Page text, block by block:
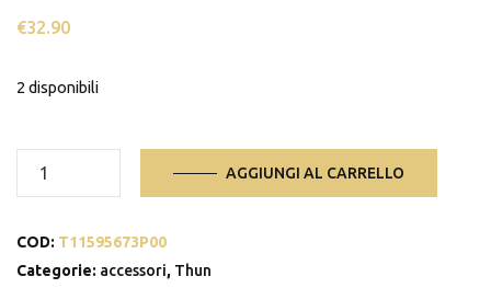
€32.90
2 disponibili
Telo
cuscino
Eleganza
AGGIUNGI AL CARRELLO
COD: T11595673P00
Categorie: accessori, Thun